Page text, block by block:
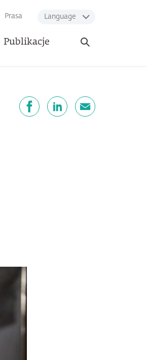
Prasa Language
Publikacje
Otwórz
wyszukiwarkę